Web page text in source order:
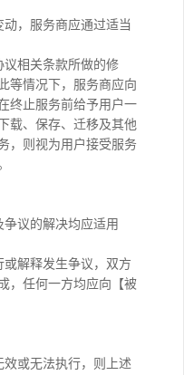
，服务商应通过适当
相关条款所做的修
等情况下，服务商应向
终止服务前给予用户一
载、保存、迁移及其他
，则视为用户接受服务
议的解决均应适用
解释发生争议，双方
，任何一方均应向【被
或无法执行，则上述